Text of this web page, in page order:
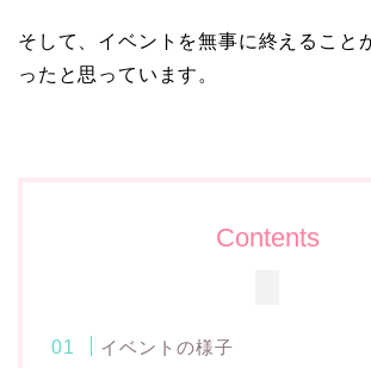
そして、イベントを無事に終えること
ったと思っています。
Contents
イベントの様子